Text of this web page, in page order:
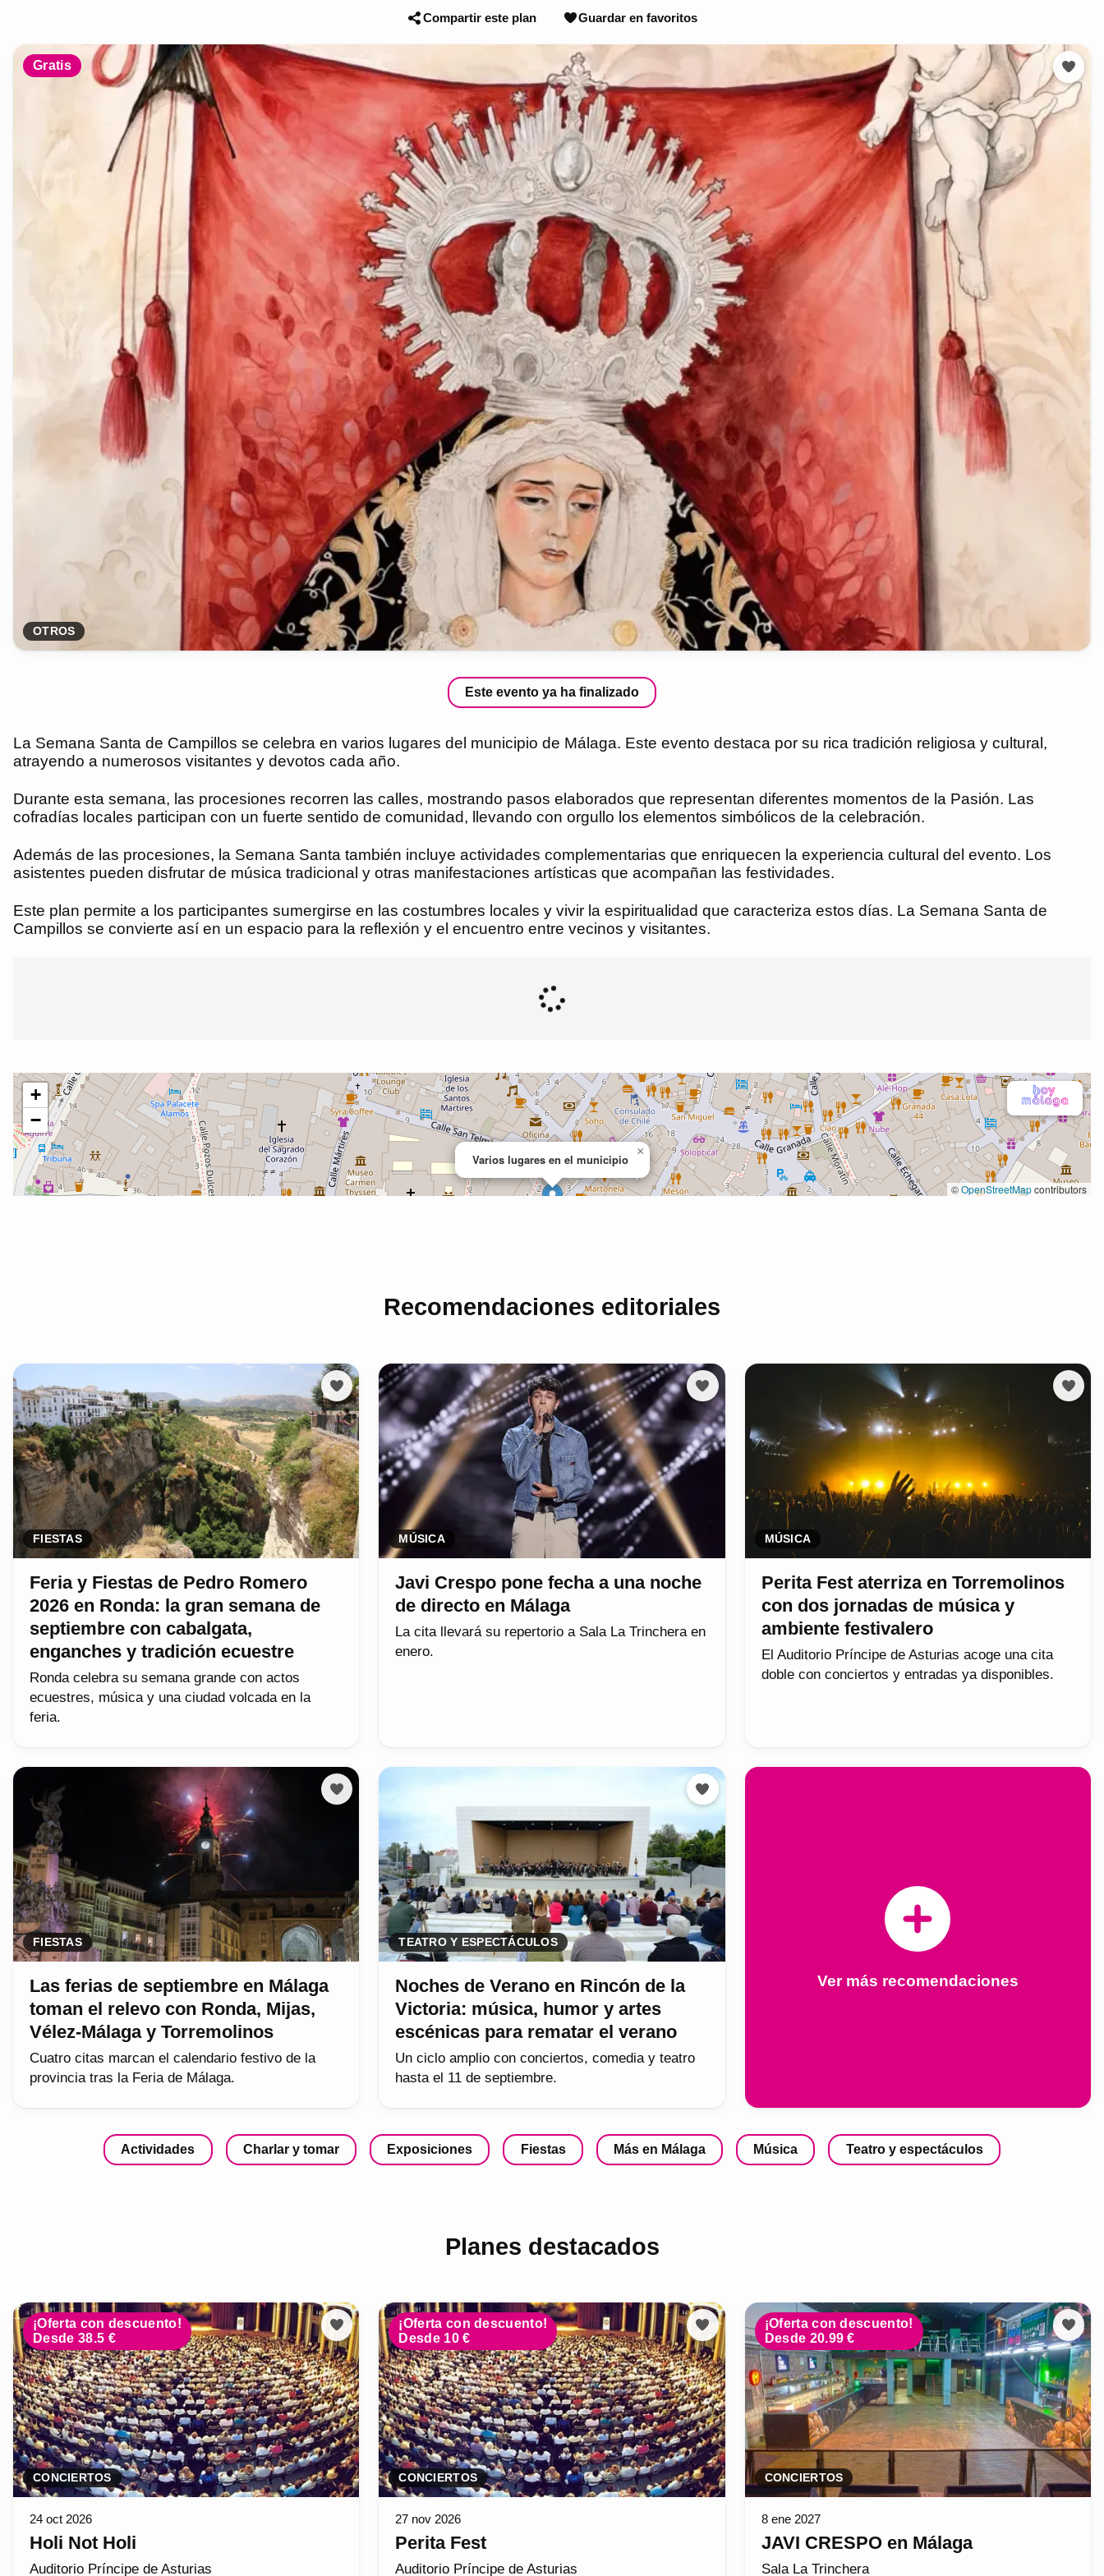
Compartir este plan Guardar en favoritos
Gratis
OTROS
Este evento ya ha finalizado
La Semana Santa de Campillos se celebra en varios lugares del municipio de Málaga. Este evento destaca por su rica tradición religiosa y cultural,
atrayendo a numerosos visitantes y devotos cada año.
Durante esta semana, las procesiones recorren las calles, mostrando pasos elaborados que representan diferentes momentos de la Pasión. Las
cofradías locales participan con un fuerte sentido de comunidad, llevando con orgullo los elementos simbólicos de la celebración.
Además de las procesiones, la Semana Santa también incluye actividades complementarias que enriquecen la experiencia cultural del evento. Los
asistentes pueden disfrutar de música tradicional y otras manifestaciones artísticas que acompañan las festividades.
Este plan permite a los participantes sumergirse en las costumbres locales y vivir la espiritualidad que caracteriza estos días. La Semana Santa de
Campillos se convierte así en un espacio para la reflexión y el encuentro entre vecinos y visitantes.
Recomendaciones editoriales
FIESTAS
Feria y Fiestas de Pedro Romero
2026 en Ronda: la gran semana de
septiembre con cabalgata,
enganches y tradición ecuestre
Ronda celebra su semana grande con actos
ecuestres, música y una ciudad volcada en la
feria.
MÚSICA
Javi Crespo pone fecha a una noche
de directo en Málaga
La cita llevará su repertorio a Sala La Trinchera en
enero.
MÚSICA
Perita Fest aterriza en Torremolinos
con dos jornadas de música y
ambiente festivalero
El Auditorio Príncipe de Asturias acoge una cita
doble con conciertos y entradas ya disponibles.
FIESTAS
Las ferias de septiembre en Málaga
toman el relevo con Ronda, Mijas,
Vélez-Málaga y Torremolinos
Cuatro citas marcan el calendario festivo de la
provincia tras la Feria de Málaga.
TEATRO Y ESPECTÁCULOS
Noches de Verano en Rincón de la
Victoria: música, humor y artes
escénicas para rematar el verano
Un ciclo amplio con conciertos, comedia y teatro
hasta el 11 de septiembre.
Ver más recomendaciones
Actividades Charlar y tomar Exposiciones Fiestas Más en Málaga Música Teatro y espectáculos
Planes destacados
¡Oferta con descuento!
Desde 38.5 €
CONCIERTOS
24 oct 2026
Holi Not Holi
Auditorio Príncipe de Asturias
¡Oferta con descuento!
Desde 10 €
CONCIERTOS
27 nov 2026
Perita Fest
Auditorio Príncipe de Asturias
¡Oferta con descuento!
Desde 20.99 €
CONCIERTOS
8 ene 2027
JAVI CRESPO en Málaga
Sala La Trinchera